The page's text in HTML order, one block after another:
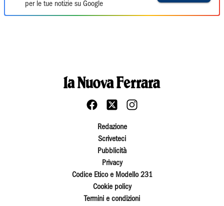
per le tue notizie su Google
Redazione
Scriveteci
Pubblicità
Privacy
Codice Etico e Modello 231
Cookie policy
Termini e condizioni